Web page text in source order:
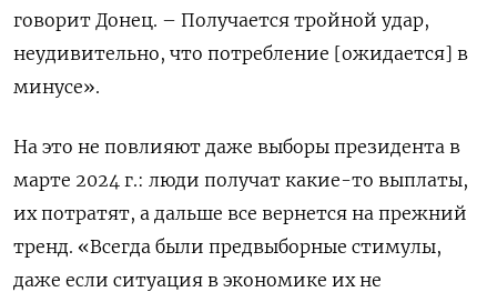
говорит Донец. – Получается тройной удар,
неудивительно, что потребление [ожидается] в
минусе».
На это не повлияют даже выборы президента в
марте 2024 г.: люди получат какие-то выплаты,
их потратят, а дальше все вернется на прежний
тренд. «Всегда были предвыборные стимулы,
даже если ситуация в экономике их не